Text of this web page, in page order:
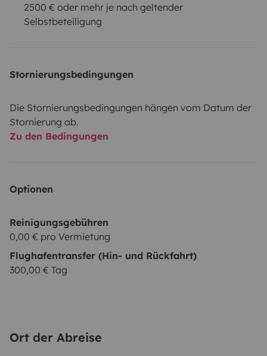
2500 € oder mehr je nach geltender
Selbstbeteiligung
Stornierungsbedingungen
Die Stornierungsbedingungen hängen vom Datum der
Stornierung ab.
Zu den Bedingungen
Optionen
Reinigungsgebühren
0,00 € pro Vermietung
Flughafentransfer (Hin- und Rückfahrt)
300,00 € Tag
Ort der Abreise